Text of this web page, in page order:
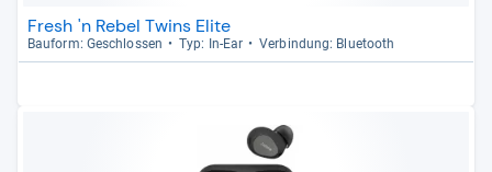
Fresh 'n Rebel Twins Elite
Bau­form: Geschlos­sen Typ: In-​Ear Ver­bin­dung: Blue­tooth